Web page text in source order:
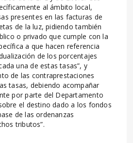
al ámbito local,
presentes en las facturas de
de la luz, pidiendo también
o privado que cumple con la
a que hacen referencia
de los porcentajes
una de estas tasas”, y
de las contraprestaciones
tasas, debiendo acompañar
por parte del Departamento
el destino dado a los fondos
de las ordenanzas
tributos”.